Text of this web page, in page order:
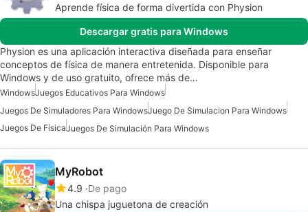
Aprende física de forma divertida con Physion
Descargar gratis para Windows
Physion es una aplicación interactiva diseñada para enseñar
conceptos de física de manera entretenida. Disponible para
Windows y de uso gratuito, ofrece más de…
WindowsJuegos Educativos Para Windows
Juegos De Simuladores Para WindowsJuego De Simulacion Para Windows
Juegos De FísicaJuegos De Simulación Para Windows
MyRobot
4.9 De pago
Una chispa juguetona de creación